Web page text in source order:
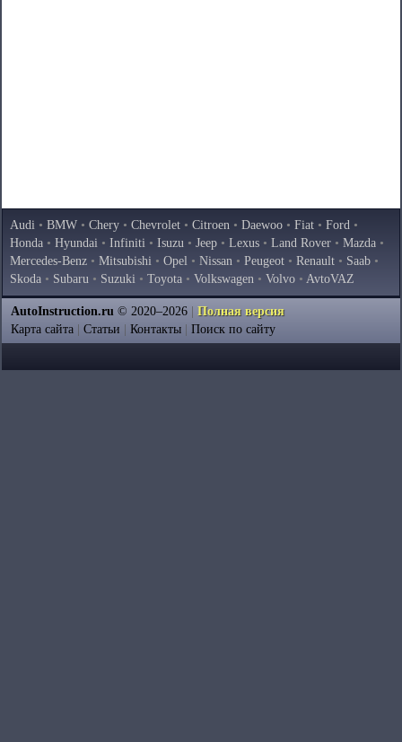
Audi • BMW • Chery • Chevrolet • Citroen • Daewoo • Fiat • Ford •
Honda • Hyundai • Infiniti • Isuzu • Jeep • Lexus • Land Rover • Mazda •
Mercedes-Benz • Mitsubishi • Opel • Nissan • Peugeot • Renault • Saab •
Skoda • Subaru • Suzuki • Toyota • Volkswagen • Volvo • AvtoVAZ
AutoInstruction.ru © 2020–2026
Полная версия
Карта сайта
Статьи Контакты Поиск по сайту